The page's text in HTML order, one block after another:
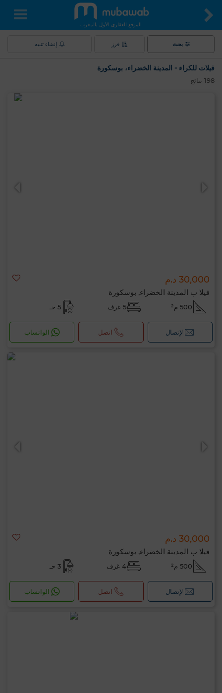
الموقع العقاري الأول بالمغرب
بحث فرز إنشاء تنبيه
فيلات للكراء - المدينة الخضراء، بوسكورة
198 نتائج
30,000 د.م
فيلا ب المدينة الخضراء, بوسكورة
500 م² 5 غرف 5 حـ
لإتصال اتصل الواتساب
30,000 د.م
فيلا ب المدينة الخضراء, بوسكورة
500 م² 4 غرف 3 حـ
لإتصال اتصل الواتساب